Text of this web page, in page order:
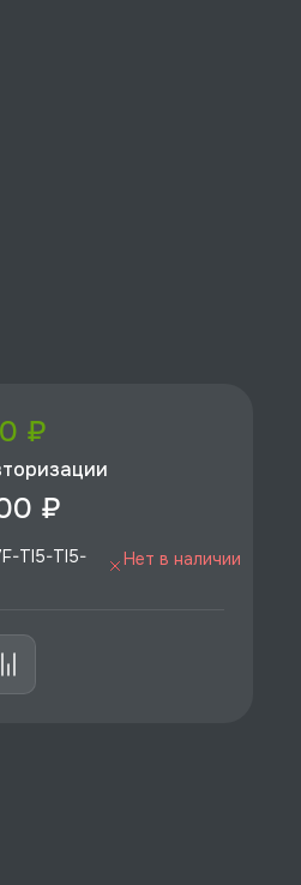
₽
₽
TI5-TI5-
Нет в наличии